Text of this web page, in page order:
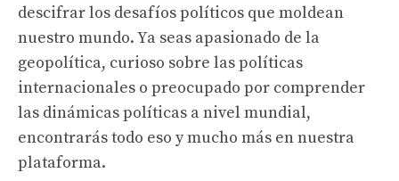
descifrar los desafíos políticos que moldean
nuestro mundo. Ya seas apasionado de la
geopolítica, curioso sobre las políticas
internacionales o preocupado por comprender
las dinámicas políticas a nivel mundial,
encontrarás todo eso y mucho más en nuestra
plataforma.